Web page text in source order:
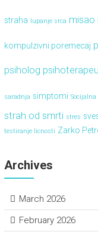
straha lupanje srca misao
kompulzivni poremecaj
psiholog
saradnja simptomi Socijalna
strah od smrti stres
testiranje licnosti Zarko
Archives
March 2026
February 2026